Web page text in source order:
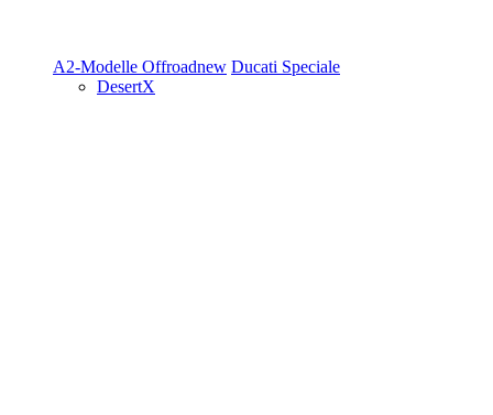
A2-Modelle Offroadnew Ducati Speciale
DesertX